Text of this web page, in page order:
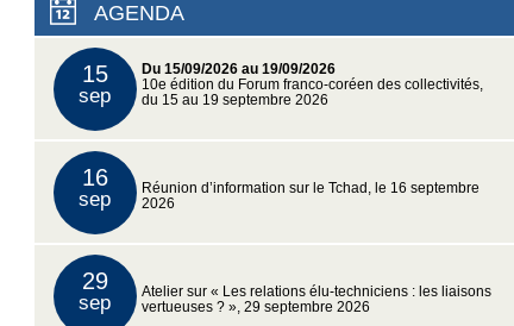
AGENDA
15
sep
Du 15/09/2026 au 19/09/2026
10e édition du Forum franco-coréen des collectivités,
du 15 au 19 septembre 2026
16
sep
Réunion d’information sur le Tchad, le 16 septembre
2026
29
sep
Atelier sur « Les relations élu-techniciens : les liaisons
vertueuses ? », 29 septembre 2026